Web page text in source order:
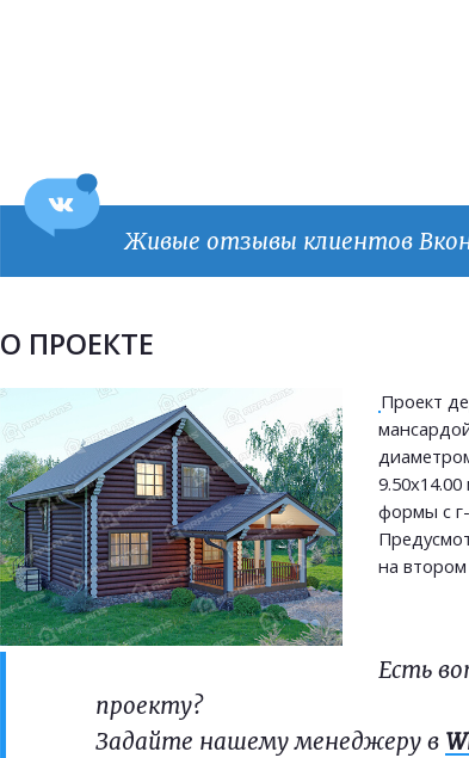
Живые отзывы клиентов
О ПРОЕКТЕ
Проект
формы с
на втором
Есть
проекту?
Задайте нашему менеджеру в
Прикрепить файл
Согласен на обработку персональных данных
Прикрепить файл
Согласен на обработку персональных данных
ОТПРАВИТЬ